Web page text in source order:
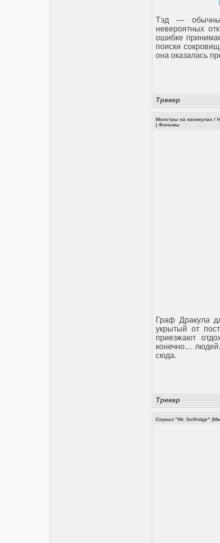
Тэд — обычный
невероятных
ошибке
поиски
она оказалась
Трекер
Монстры на каникулах /
| Фильмы
Граф Дракула
укрытый от
приезжают
конечно…
сюда.
Трекер
Сериал "Mr. Selfridge"